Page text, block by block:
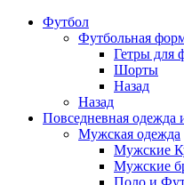
Футбол
Футбольная
Гетры для
Шорты
Назад
Назад
Повседневная одежда
Мужская одежда
Мужские
Мужские
Поло и